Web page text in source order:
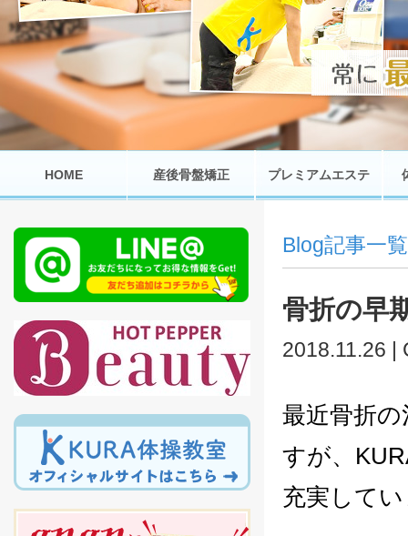
HOME 産後骨盤矯正 プレミアムエステ
Blog記事一覧
骨折の早
2018.11.26 |
最近骨折
すが、
充実して